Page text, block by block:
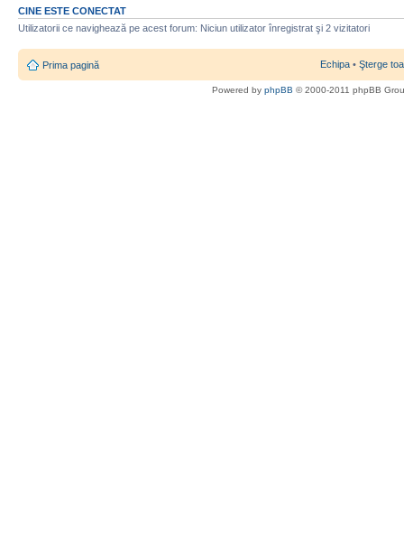
CINE ESTE CONECTAT
Utilizatorii ce navighează pe acest forum: Niciun utilizator înregistrat şi 2 vizitatori
Prima pagină Echipa • Şterge
Powered by phpBB © 2000-2011 phpBB